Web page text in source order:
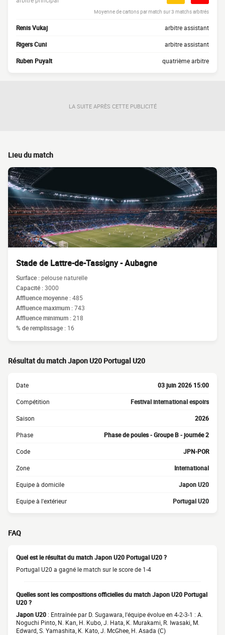
Moyenne de cartons par match sur 3 matchs arbitrés
Renis Vukaj arbitre assistant
Rigers Cuni arbitre assistant
Ruben Puyalt quatrième arbitre
LA SUITE APRÈS CETTE PUBLICITÉ
Lieu du match
Stade de Lattre-de-Tassigny - Aubagne
Surface :pelouse naturelle
Capacité :3000
Affluence moyenne :485
Affluence maximum :743
Affluence minimum :218
% de remplissage : 16
Résultat du match Japon U20 Portugal U20
Date 03 juin 2026 15:00
Compétition Festival international espoirs
Saison 2026
Phase Phase de poules - Groupe B - journée 2
Code JPN-POR
Zone International
Equipe à domicile Japon U20
Equipe à l'extérieur Portugal U20
FAQ
Quel est le résultat du match Japon U20 Portugal U20 ?
Portugal U20 a gagné le match sur le score de 1-4
Quelles sont les compositions officielles du match Japon U20 Portugal
U20 ?
Japon U20 : Entraînée par D. Sugawara, l'équipe évolue en 4-2-3-1 : A.
Noguchi Pinto, N. Kan, H. Kubo, J. Hata, K. Murakami, R. Iwasaki, M.
Edward, S. Yamashita, K. Kato, J. McGhee, H. Asada (C)